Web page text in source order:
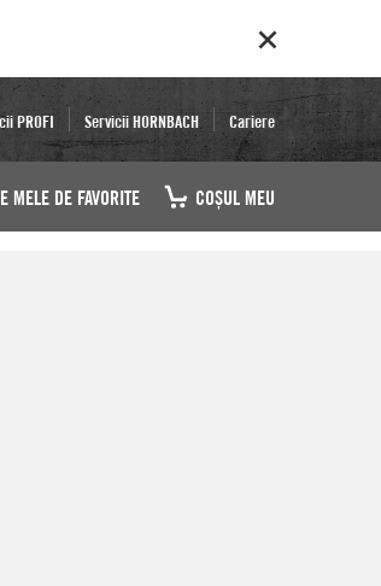
PROFI Servicii HORNBACH Cariere
MELE DE FAVORITE COŞUL MEU